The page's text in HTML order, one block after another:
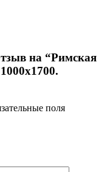
на “Римская
поля